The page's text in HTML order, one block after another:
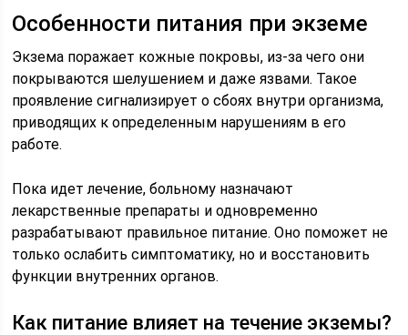
Особенности питания при экземе
Экзема поражает кожные покровы, из-за чего они
покрываются шелушением и даже язвами. Такое
проявление сигнализирует о сбоях внутри организма,
приводящих к определенным нарушениям в его
работе.
Пока идет лечение, больному назначают
лекарственные препараты и одновременно
разрабатывают правильное питание. Оно поможет не
только ослабить симптоматику, но и восстановить
функции внутренних органов.
Как питание влияет на течение экземы?